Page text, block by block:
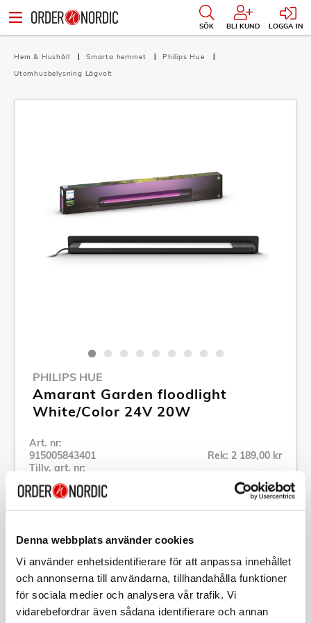
Denna webbplats använder cookies
Vi använder enhetsidentifierare för att anpassa innehållet
och annonserna till användarna, tillhandahålla funktioner
för sociala medier och analysera vår trafik. Vi
vidarebefordrar även sådana identifierare och annan
SÖK BLI KUND LOGGA IN
Hem & Hushåll Smarta hemmet
Philips Hue
Utomhusbelysning Lågvolt
PHILIPS HUE
Amarant Garden floodlight
White/Color 24V 20W
Art. nr:
915005843401
Tillv. art. nr:
915005843401
Rek: 2 189,00 kr
Se alla produkter inom Philips Hue
Specifikation
Beskrivning